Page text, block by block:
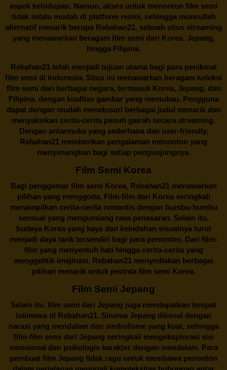
aspek kehidupan. Namun, akses untuk menonton film semi
tidak selalu mudah di platform resmi, sehingga muncullah
alternatif menarik berupa Rebahan21, sebuah situs streaming
yang menawarkan beragam film semi dari Korea, Jepang,
hingga Filipina.
Rebahan21telah menjadi tujuan utama bagi para penikmat
film semi di Indonesia. Situs ini menawarkan beragam koleksi
film semi dari berbagai negara, termasuk Korea, Jepang, dan
Filipina, dengan kualitas gambar yang memukau. Pengguna
dapat dengan mudah menelusuri berbagai judul menarik dan
menyaksikan cerita-cerita penuh gairah secara streaming.
Dengan antarmuka yang sederhana dan user-friendly,
Rebahan21 memberikan pengalaman menonton yang
menyenangkan bagi setiap pengunjungnya.
Film Semi Korea
Bagi penggemar film semi Korea, Rebahan21menawarkan
pilihan yang menggoda. Film-film dari Korea seringkali
menampilkan cerita-cerita romantis dengan bumbu-bumbu
sensual yang mengundang rasa penasaran. Selain itu,
budaya Korea yang kaya dan keindahan visualnya turut
menjadi daya tarik tersendiri bagi para penonton. Dari film-
film yang menyentuh hati hingga cerita-cerita yang
menggelitik imajinasi, Rebahan21 menyediakan berbagai
pilihan menarik untuk pecinta film semi Korea.
Film Semi Jepang
Selain itu, film semi dari Jepang juga mendapatkan tempat
istimewa di Rebahan21. Sinema Jepang dikenal dengan
narasi yang mendalam dan simbolisme yang kuat, sehingga
film-film semi dari Jepang seringkali mengeksplorasi sisi
emosional dan psikologis karakter dengan mendalam. Para
pembuat film Jepang tidak ragu untuk membawa penonton